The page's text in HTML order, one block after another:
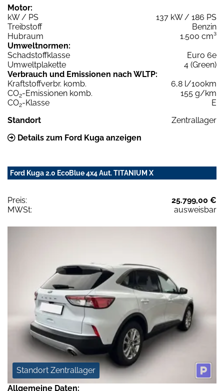
Motor:
kW / PS
137 kW / 186 PS
Treibstoff
Benzin
Hubraum
1.500 cm³
Umweltnormen:
Schadstoffklasse
Euro 6e
Umweltplakette
4 (Green)
Verbrauch und Emissionen nach WLTP:
Kraftstoffverbr. komb.
6,8 l/100km
CO2-Emissionen komb.
155 g/km
CO2-Klasse
E
Standort
Zentrallager
Details zum Ford Kuga anzeigen
Ford Kuga 2.0 EcoBlue 4x4 Aut. TITANIUM X
Preis:
25.799,00 €
MWSt:
ausweisbar
Standort Zentrallager
Allgemeine Daten: